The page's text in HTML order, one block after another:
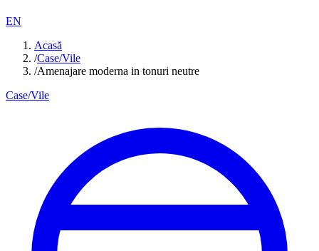
EN
Acasă
/Case/Vile
/Amenajare moderna in tonuri neutre
Case/Vile